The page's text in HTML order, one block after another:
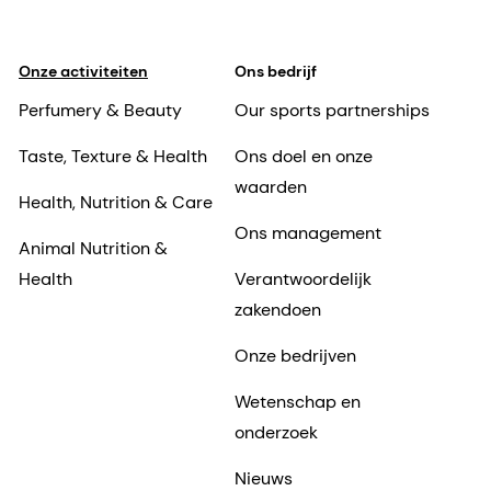
Onze activiteiten
Perfumery & Beauty
Taste, Texture & Health
Health, Nutrition & Care
Animal Nutrition &
Health
Ons bedrijf
Our sports partnerships
Ons doel en onze
waarden
Ons management
Verantwoordelijk
zakendoen
Onze bedrijven
Wetenschap en
onderzoek
Nieuws